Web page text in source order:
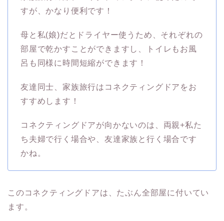
すが、かなり便利です！
母と私(娘)だとドライヤー使うため、それぞれの
部屋で乾かすことができますし、トイレもお風
呂も同様に時間短縮ができます！
友達同士、家族旅行はコネクティングドアをお
すすめします！
コネクティングドアが向かないのは、両親+私た
ち夫婦で行く場合や、友達家族と行く場合です
かね。
このコネクティングドアは、たぶん全部屋に付いてい
ます。